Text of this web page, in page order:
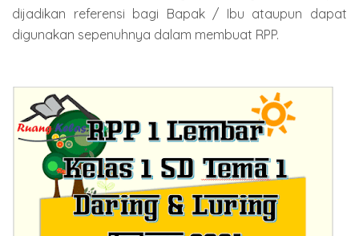
dijadikan referensi bagi Bapak / Ibu ataupun dapat
digunakan sepenuhnya dalam membuat RPP.